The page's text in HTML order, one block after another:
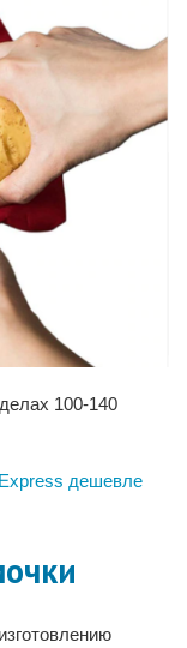
100-140
дешевле